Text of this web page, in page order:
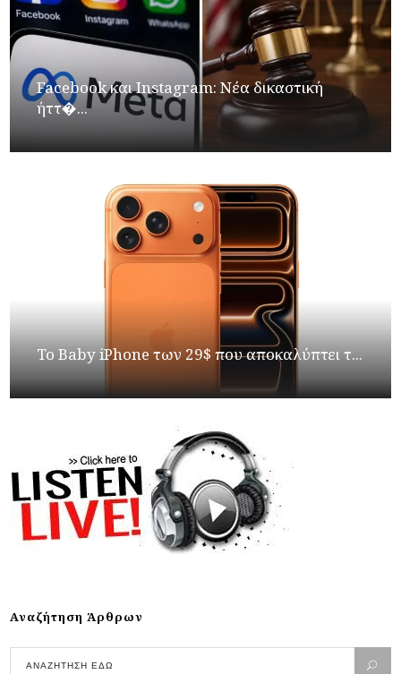
Facebook και Instagram: Νέα δικαστική
ήττ�...
Το Baby iPhone των 29$ που αποκαλύπτει τ...
Αναζήτηση Άρθρων